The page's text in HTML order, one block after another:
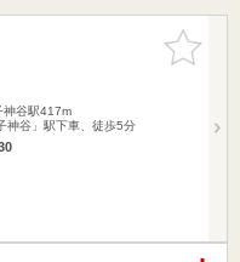
お気に入
りに追加
神谷駅417m
神谷」駅下車、徒歩5分